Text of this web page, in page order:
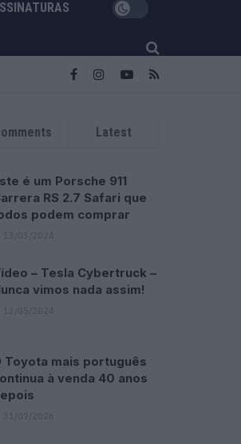
Latest
é um Porsche 911
RS 2.7 Safari que
podem comprar
13/03/2024
– Tesla Cybertruck –
vimos nada assim!
13/05/2024
Toyota mais português
à venda 40 anos
31/07/2026